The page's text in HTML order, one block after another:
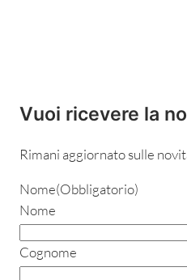
Vuoi ricevere la
Rimani aggiornato sulle
Nome(Obbligatorio)
Nome
Cognome